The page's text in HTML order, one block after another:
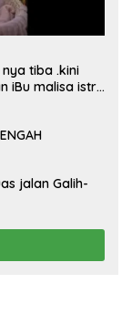
tiba .kini
iBu malisa istri
jalan Galih-